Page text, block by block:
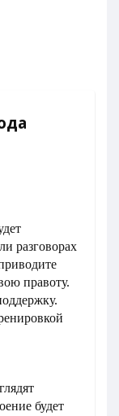
разговорах
правоту.
будет